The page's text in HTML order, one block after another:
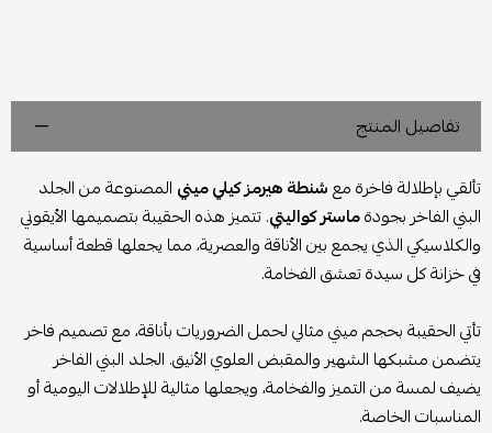
تفاصيل المنتج
تألقي بإطلالة فاخرة معشنطة هيرمز كيلي ميني المصنوعة من الجلد
البني الفاخر بجودةماستر كواليتي. تتميز هذه الحقيبة بتصميمها الأيقوني
والكلاسيكي الذي يجمع بين الأناقة والعصرية، مما يجعلها قطعة أساسية
في خزانة كل سيدة تعشق الفخامة.
تأتي الحقيبة بحجم ميني مثالي لحمل الضروريات بأناقة، مع تصميم فاخر
يتضمن مشبكها الشهير والمقبض العلوي الأنيق. الجلد البني الفاخر
يضيف لمسة من التميز والفخامة، ويجعلها مثالية للإطلالات اليومية أو
المناسبات الخاصة.